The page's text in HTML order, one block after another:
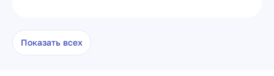
Показать всех